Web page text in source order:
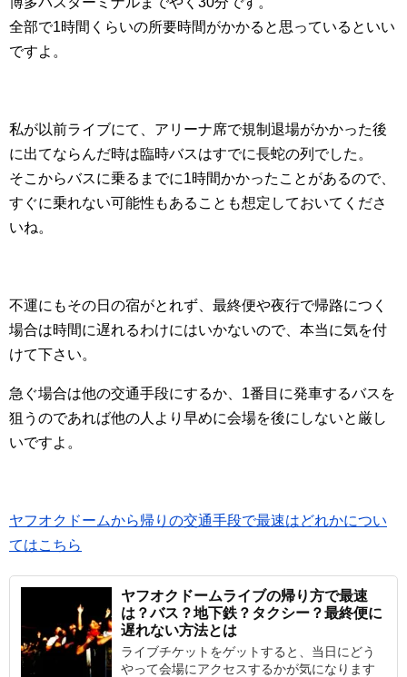
全部で1時間くらいの所要時間がかかると思っているといい
ですよ。
私が以前ライブにて、アリーナ席で規制退場がかかった後
に出てならんだ時は臨時バスはすでに長蛇の列でした。
そこからバスに乗るまでに1時間かかったことがあるので、
すぐに乗れない可能性もあることも想定しておいてくださ
いね。
不運にもその日の宿がとれず、最終便や夜行で帰路につく
場合は時間に遅れるわけにはいかないので、本当に気を付
けて下さい。
急ぐ場合は他の交通手段にするか、1番目に発車するバスを
狙うのであれば他の人より早めに会場を後にしないと厳し
いですよ。
ヤフオクドームから帰りの交通手段で最速はどれかについ
てはこちら
ヤフオクドームライブの帰り方で最速
は？バス？地下鉄？タクシー？最終便に
遅れない方法とは
ライブチケットをゲットすると、当日にどう
やって会場にアクセスするかが気になります